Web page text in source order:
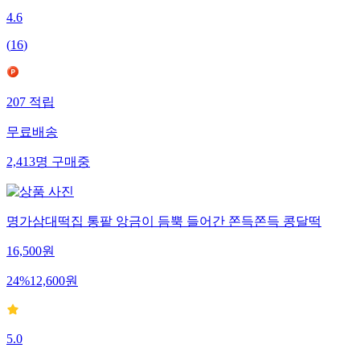
4.6
(16)
207적립
무료배송
2,413명구매중
명가삼대떡집 통팥 앙금이 듬뿍 들어간 쫀득쫀득 콩달떡
16,500원
24%12,600원
5.0